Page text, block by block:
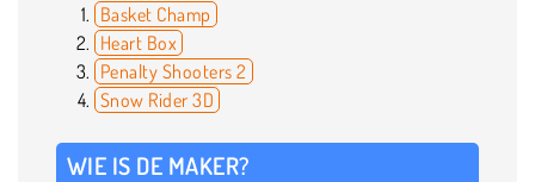
Basket Champ
Heart Box
Penalty Shooters 2
Snow Rider 3D
WIE IS DE MAKER?